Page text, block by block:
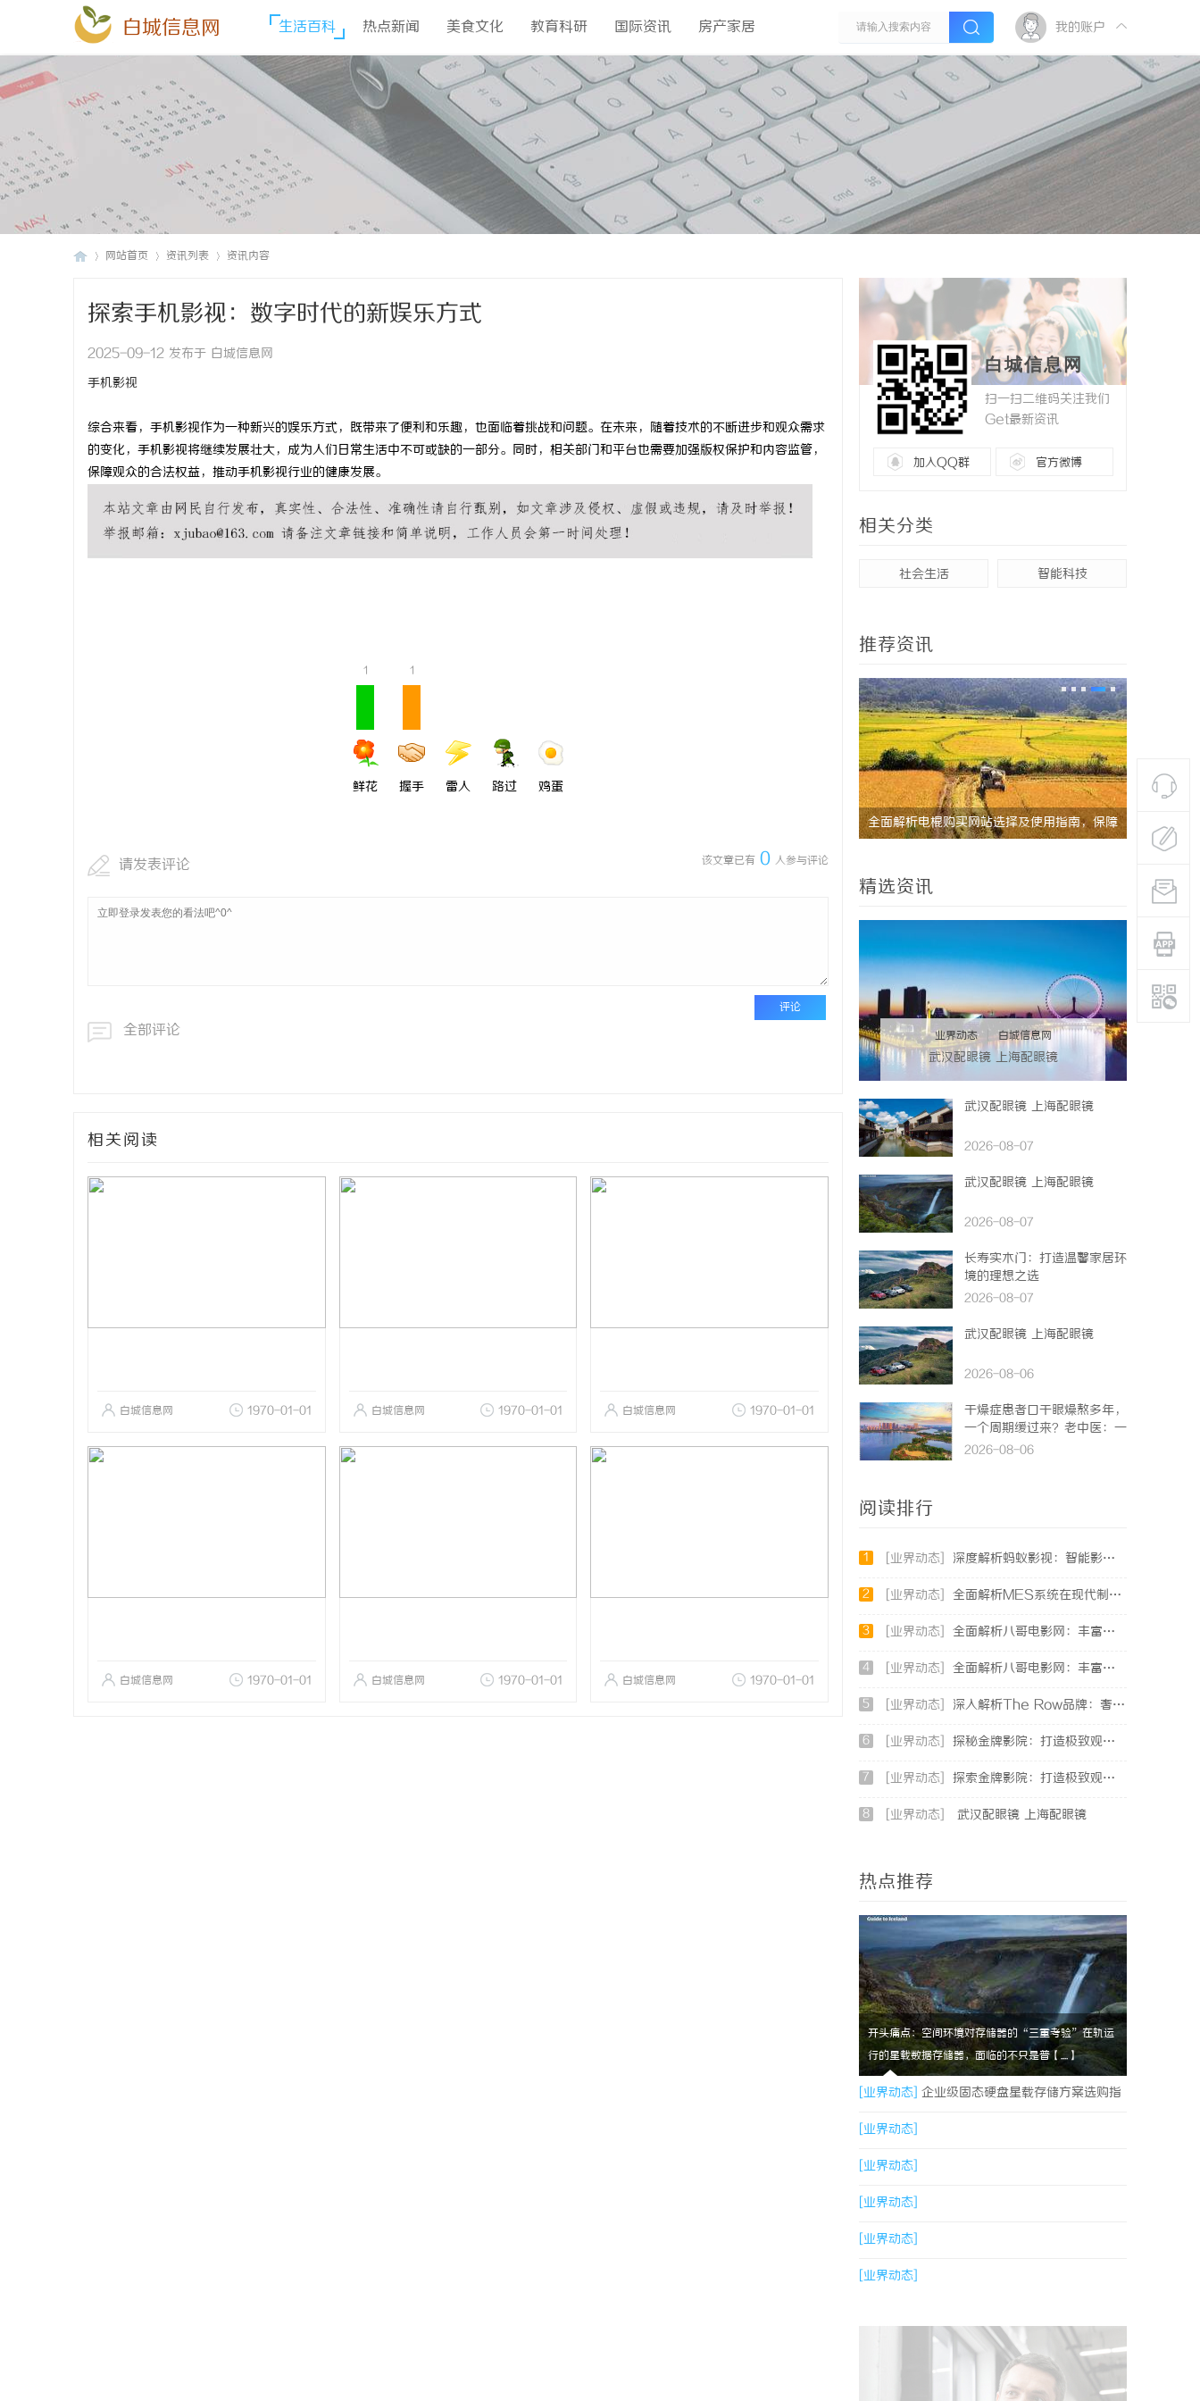
白城信息网 生活百科 热点新闻 美食文化 教育科研 国际资讯 房产家居 我的账户
网站首页 资讯列表 资讯内容
探索手机影视：数字时代的新娱乐方式
2025-09-12 发布于 白城信息网
手机影视
综合来看，手机影视作为一种新兴的娱乐方式，既带来了便利和乐趣，也面临着挑战和问题。在未来，随着技术的不断进步和观众需求
的变化，手机影视将继续发展壮大，成为人们日常生活中不可或缺的一部分。同时，相关部门和平台也需要加强版权保护和内容监管，
保障观众的合法权益，推动手机影视行业的健康发展。
1
鲜花
1
握手 雷人 路过 鸡蛋
该文章已有 0 人参与评论
请发表评论
评论
全部评论
相关阅读
白城信息网 1970-01-01 白城信息网 1970-01-01 白城信息网 1970-01-01
白城信息网 1970-01-01 白城信息网 1970-01-01 白城信息网 1970-01-01
白城信息网
扫一扫二维码关注我们
Get最新资讯
加入QQ群 官方微博
相关分类
社会生活 智能科技
推荐资讯
全面解析电棍购买网站选择及使用指南，保障
安全与合法性
思途客教育甄选：打造优质教育资源的新标
精选资讯
业界动态 | 白城信息网
武汉配眼镜 上海配眼镜
武汉配眼镜 上海配眼镜
2026-08-07
武汉配眼镜 上海配眼镜
2026-08-07
长寿实木门：打造温馨家居环
境的理想之选
2026-08-07
武汉配眼镜 上海配眼镜
2026-08-06
干燥症患者口干眼燥熬多年，
一个周期缓过来？老中医：一
张辨证方对症，身体找回津液
2026-08-06
阅读排行
1 [业界动态] 深度解析蚂蚁影视：智能影视平台的未来趋势与优势
2 [业界动态] 全面解析MES系统在现代制造业中的关键作用与应用前景
3 [业界动态] 全面解析八哥电影网：丰富影视资源助力观影体验升级
4 [业界动态] 全面解析八哥电影网：丰富资源与优质观影体验的终极指南
5 [业界动态] 深入解析The Row品牌：奢华时尚的典范与设计哲学
6 [业界动态] 探秘金牌影院：打造极致观影体验的行业标杆
7 [业界动态] 探索金牌影院：打造极致观影体验的顶尖影院品牌
8 [业界动态] 武汉配眼镜 上海配眼镜
热点推荐
开头痛点：空间环境对存储器的“三重考验”在轨运
行的星载数据存储器，面临的不只是普【....】
[业界动态] 企业级固态硬盘星载存储方案选购指
南[业界动态]
[业界动态]
[业界动态]
[业界动态]
[业界动态]